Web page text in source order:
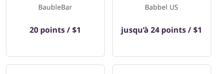
BaubleBar
20 points / $1
Babbel US
jusqu’à 24 points / $1